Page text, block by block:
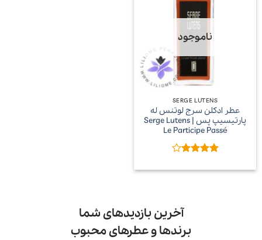
ناموجود
SERGE LUTENS
عطر ادکلن سرج لوتنس له
پارتیسیپ پس | Serge Lutens
Le Participe Passé
از 5
آخرین بازدیدهای شما
برندها و عطرهای محبوب